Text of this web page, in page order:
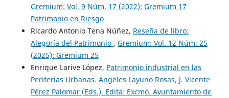
Gremium: Vol. 9 Núm. 17 (2022): Gremium 17
Patrimonio en Riesgo
Ricardo Antonio Tena Núñez, Reseña de libro:
Alegoría del Patrimonio , Gremium: Vol. 12 Núm. 25
(2025): Gremium 25
Enrique Larive López, Patrimonio industrial en las
Periferias Urbanas. Ángeles Layuno Rosas, J. Vicente
Pérez Palomar (Eds.). Edita: Excmo. Ayuntamiento de